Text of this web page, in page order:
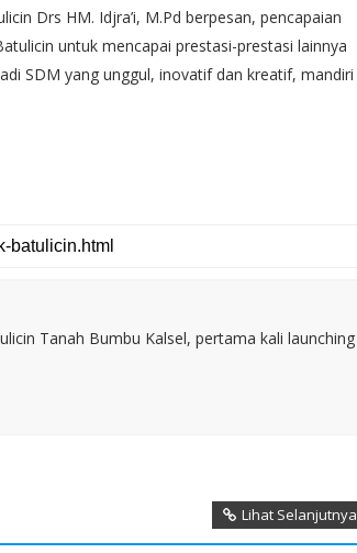
Drs HM. Idjra’i, M.Pd berpesan, pencapaian
untuk mencapai prestasi-prestasi lainnya
SDM yang unggul, inovatif dan kreatif, mandiri
Tanah Bumbu Kalsel, pertama kali launching
Lihat Selanjutnya